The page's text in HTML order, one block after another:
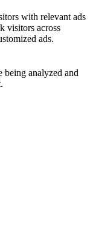
with relevant ads
visitors across
ads.
being analyzed and